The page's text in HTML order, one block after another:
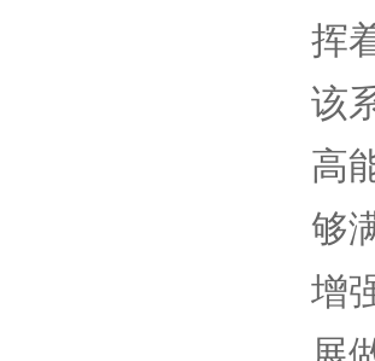
挥
该
高
够
增